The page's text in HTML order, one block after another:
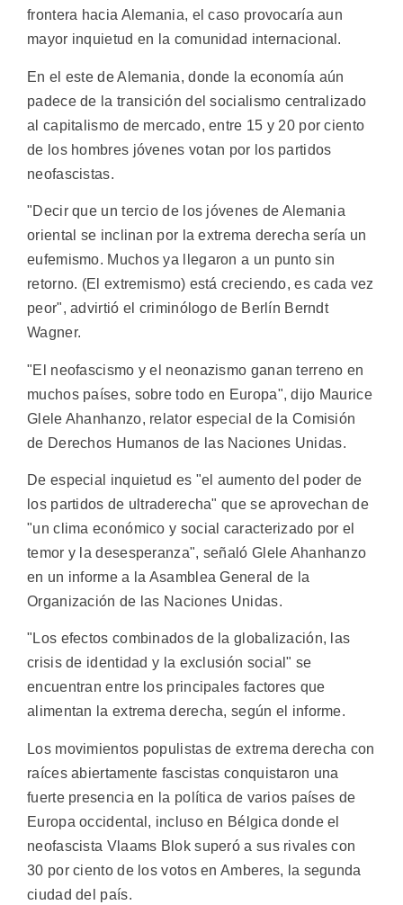
frontera hacia Alemania, el caso provocaría aun
mayor inquietud en la comunidad internacional.
En el este de Alemania, donde la economía aún
padece de la transición del socialismo centralizado
al capitalismo de mercado, entre 15 y 20 por ciento
de los hombres jóvenes votan por los partidos
neofascistas.
"Decir que un tercio de los jóvenes de Alemania
oriental se inclinan por la extrema derecha sería un
eufemismo. Muchos ya llegaron a un punto sin
retorno. (El extremismo) está creciendo, es cada vez
peor", advirtió el criminólogo de Berlín Berndt
Wagner.
"El neofascismo y el neonazismo ganan terreno en
muchos países, sobre todo en Europa", dijo Maurice
Glele Ahanhanzo, relator especial de la Comisión
de Derechos Humanos de las Naciones Unidas.
De especial inquietud es "el aumento del poder de
los partidos de ultraderecha" que se aprovechan de
"un clima económico y social caracterizado por el
temor y la desesperanza", señaló Glele Ahanhanzo
en un informe a la Asamblea General de la
Organización de las Naciones Unidas.
"Los efectos combinados de la globalización, las
crisis de identidad y la exclusión social" se
encuentran entre los principales factores que
alimentan la extrema derecha, según el informe.
Los movimientos populistas de extrema derecha con
raíces abiertamente fascistas conquistaron una
fuerte presencia en la política de varios países de
Europa occidental, incluso en Bélgica donde el
neofascista Vlaams Blok superó a sus rivales con
30 por ciento de los votos en Amberes, la segunda
ciudad del país.